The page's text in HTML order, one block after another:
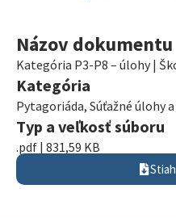
Názov dokumentu
Kategória P3-P8 – úlohy |
Kategória
Pytagoriáda, Súťažné úlohy
Typ a veľkosť súboru
.pdf | 831,59 KB